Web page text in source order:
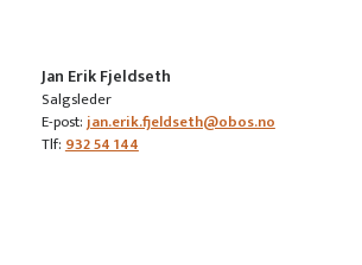
Jan Erik Fjeldseth
Salgsleder
E-post:jan.erik.fjeldseth@obos.no
Tlf:932 54 144